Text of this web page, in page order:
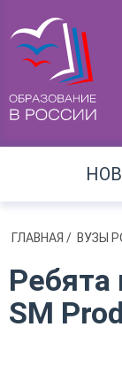
ГЛАВНАЯ / ВУЗЫ
SM